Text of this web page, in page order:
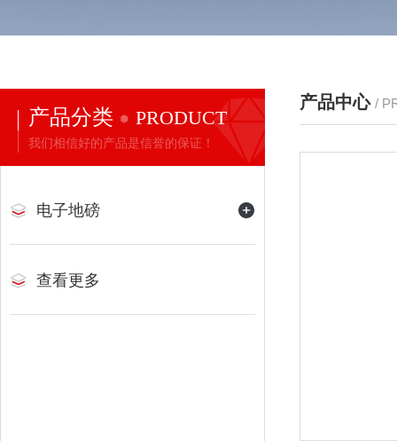
产品分类 PRODUCT
我们相信好的产品是信誉的保证！
电子地磅
查看更多
产品中心 /